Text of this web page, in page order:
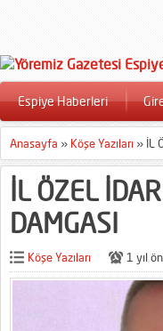
Espiye Haberleri
Anasayfa » Köşe Yazıları » İL
İL ÖZEL
DAMGASI
Köşe Yazıları 1 yıl